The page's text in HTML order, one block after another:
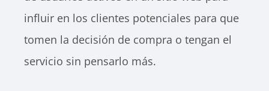
influir en los clientes potenciales para que
tomen la decisión de compra o tengan el
servicio sin pensarlo más.